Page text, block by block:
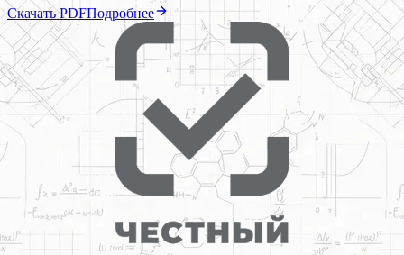
Скачать PDFПодробнее